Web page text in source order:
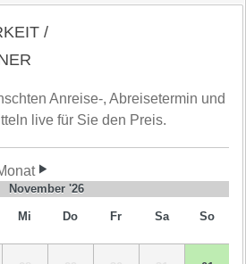
/
Anreise-, Abreisetermin und
live für Sie den Preis.
November '26
Mi Do Fr Sa So